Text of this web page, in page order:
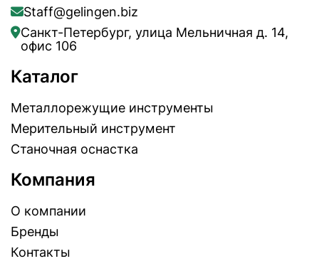
Staff@gelingen.biz
Санкт-Петербург, улица Мельничная д. 14,
офис 106
Каталог
Металлорежущие инструменты
Мерительный инструмент
Станочная оснастка
Компания
О компании
Бренды
Контакты